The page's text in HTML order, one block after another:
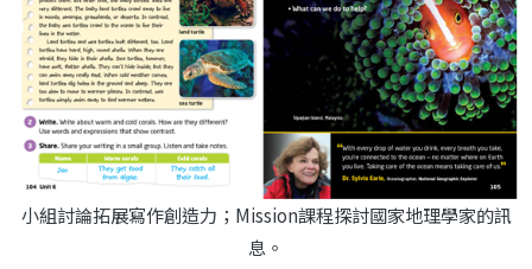
小組討論拓展寫作創造力；Mission課程探討國家地理學家的訊
息。